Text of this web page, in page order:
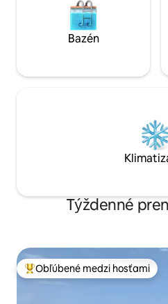
Bazén
Týždenné
Najobľúbenejšie medzi hosťami
Obľúbené medzi hosťami